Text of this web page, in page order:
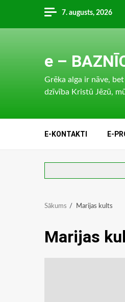
content
7. augusts, 2026
e –
Grēka alga ir nāve,
dzīvība Kristū Jēzū,
E-KONTAKTI E-
Sākums Marijas kults
Marijas